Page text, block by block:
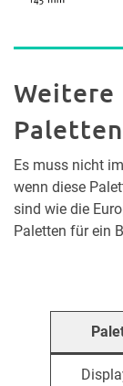
Weitere
Paletten
Es muss nicht
wenn diese
sind wie die
Paletten für ein